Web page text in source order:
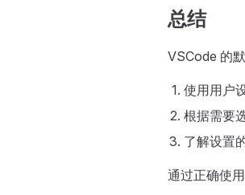
总结
VSCode 的
使用用户
根据需要
了解设置
通过正确使